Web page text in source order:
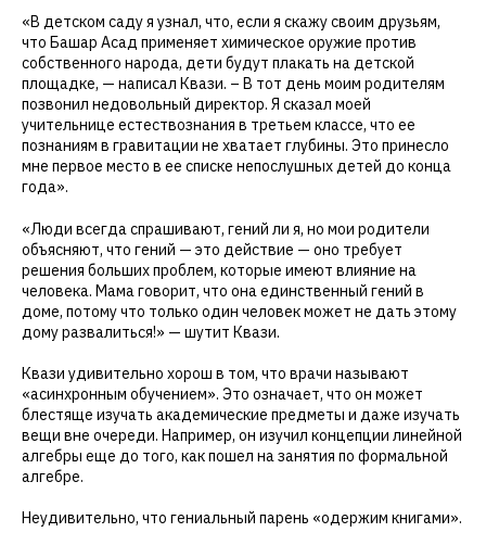
«В детском саду я узнал, что, если я скажу своим друзьям,
что Башар Асад применяет химическое оружие против
собственного народа, дети будут плакать на детской
площадке, — написал Квази. – В тот день моим родителям
позвонил недовольный директор. Я сказал моей
учительнице естествознания в третьем классе, что ее
познаниям в гравитации не хватает глубины. Это принесло
мне первое место в ее списке непослушных детей до конца
года».
«Люди всегда спрашивают, гений ли я, но мои родители
объясняют, что гений — это действие — оно требует
решения больших проблем, которые имеют влияние на
человека. Мама говорит, что она единственный гений в
доме, потому что только один человек может не дать этому
дому развалиться!» — шутит Квази.
Квази удивительно хорош в том, что врачи называют
«асинхронным обучением». Это означает, что он может
блестяще изучать академические предметы и даже изучать
вещи вне очереди. Например, он изучил концепции линейной
алгебры еще до того, как пошел на занятия по формальной
алгебре.
Неудивительно, что гениальный парень «одержим книгами».